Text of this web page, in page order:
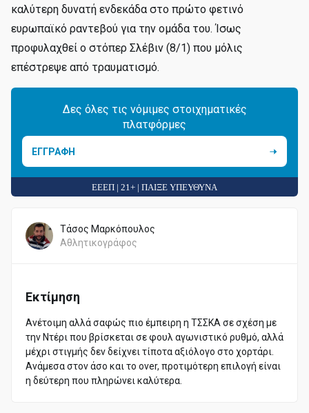
καλύτερη δυνατή ενδεκάδα στο πρώτο φετινό
ευρωπαϊκό ραντεβού για την ομάδα του. Ίσως
προφυλαχθεί ο στόπερ Σλέβιν (8/1) που μόλις
επέστρεψε από τραυματισμό.
Δες όλες τις νόμιμες στοιχηματικές
πλατφόρμες
ΕΓΓΡΑΦΗ
ΕΕΕΠ | 21+ | ΠΑΙΞΕ ΥΠΕΥΘΥΝΑ
Τάσος Μαρκόπουλος
Αθλητικογράφος
Εκτίμηση
Aνέτοιμη αλλά σαφώς πιο έμπειρη η ΤΣΣΚΑ σε σχέση με
την Ντέρι που βρίσκεται σε φουλ αγωνιστικό ρυθμό, αλλά
μέχρι στιγμής δεν δείχνει τίποτα αξιόλογο στο χορτάρι.
Ανάμεσα στον άσο και το over, προτιμότερη επιλογή είναι
η δεύτερη που πληρώνει καλύτερα.